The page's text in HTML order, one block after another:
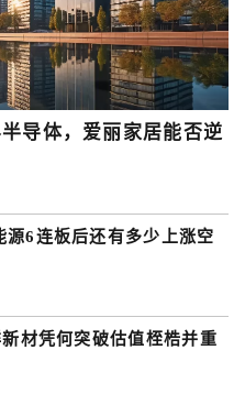
导体，爱丽家居能否逆
源6连板后还有多少上涨空
材凭何突破估值桎梏并重